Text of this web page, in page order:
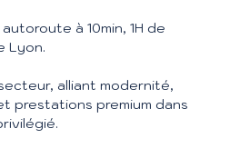
à 10min, 1H de
Lyon.
alliant modernité,
prestations premium dans